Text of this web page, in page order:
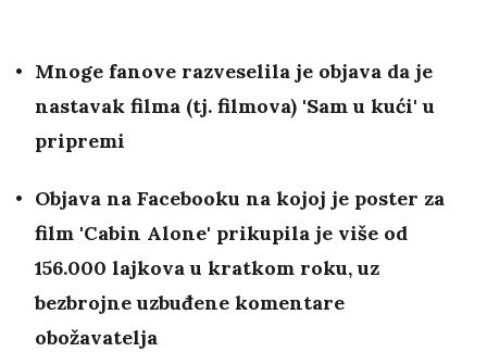
Mnoge fanove razveselila je objava da je
nastavak filma (tj. filmova) 'Sam u kući' u
pripremi
Objava na Facebooku na kojoj je poster za
film 'Cabin Alone' prikupila je više od
156.000 lajkova u kratkom roku, uz
bezbrojne uzbuđene komentare
obožavatelja